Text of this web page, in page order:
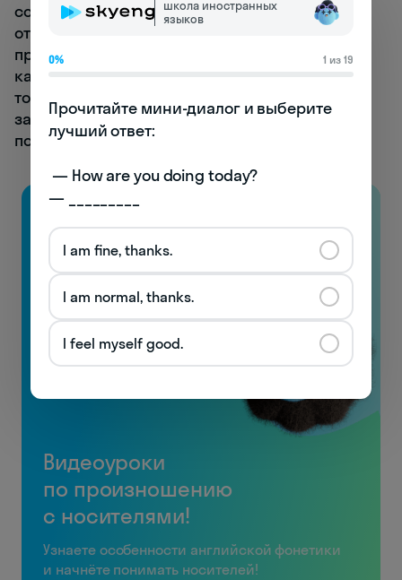
создание графика, на котором будут
отображены числа Фибоначчи. Студентам
предлагается построить график, на котором
каждое число будет обозначено отдельной
точкой, что поможет им визуализировать
закономерности и особенности данной
последовательности.
Видеоуроки
по произношению
с носителями!
Узнаете особенности английской фонетики
и начнёте понимать носителей!
школа иностранных
языков
0% 1 из 19
Прочитайте мини-диалог и выберите
лучший ответ:
— _________
I am fine, thanks.
I am normal, thanks.
I feel myself good.